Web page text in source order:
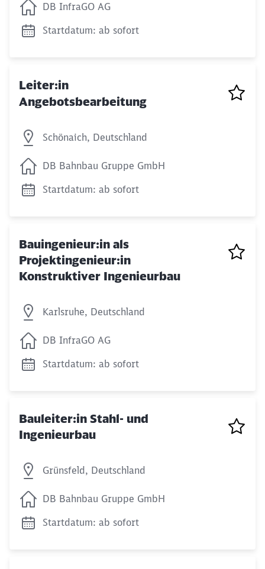
DB InfraGO AG
Startdatum: ab sofort
Leiter:in
Angebotsbearbeitung
Schönaich, Deutschland
DB Bahnbau Gruppe GmbH
Startdatum: ab sofort
Bauingenieur:in als
Projektingenieur:in
Konstruktiver Ingenieurbau
Karlsruhe, Deutschland
DB InfraGO AG
Startdatum: ab sofort
Bauleiter:in Stahl- und
Ingenieurbau
Grünsfeld, Deutschland
DB Bahnbau Gruppe GmbH
Startdatum: ab sofort